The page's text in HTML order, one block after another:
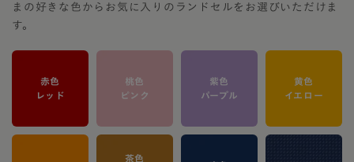
まの好きな色からお気に入りのランドセルをお選びいただけま
す。
赤色
レッド
桃色
ピンク
紫色
パープル
黄色
イエロー
茶色